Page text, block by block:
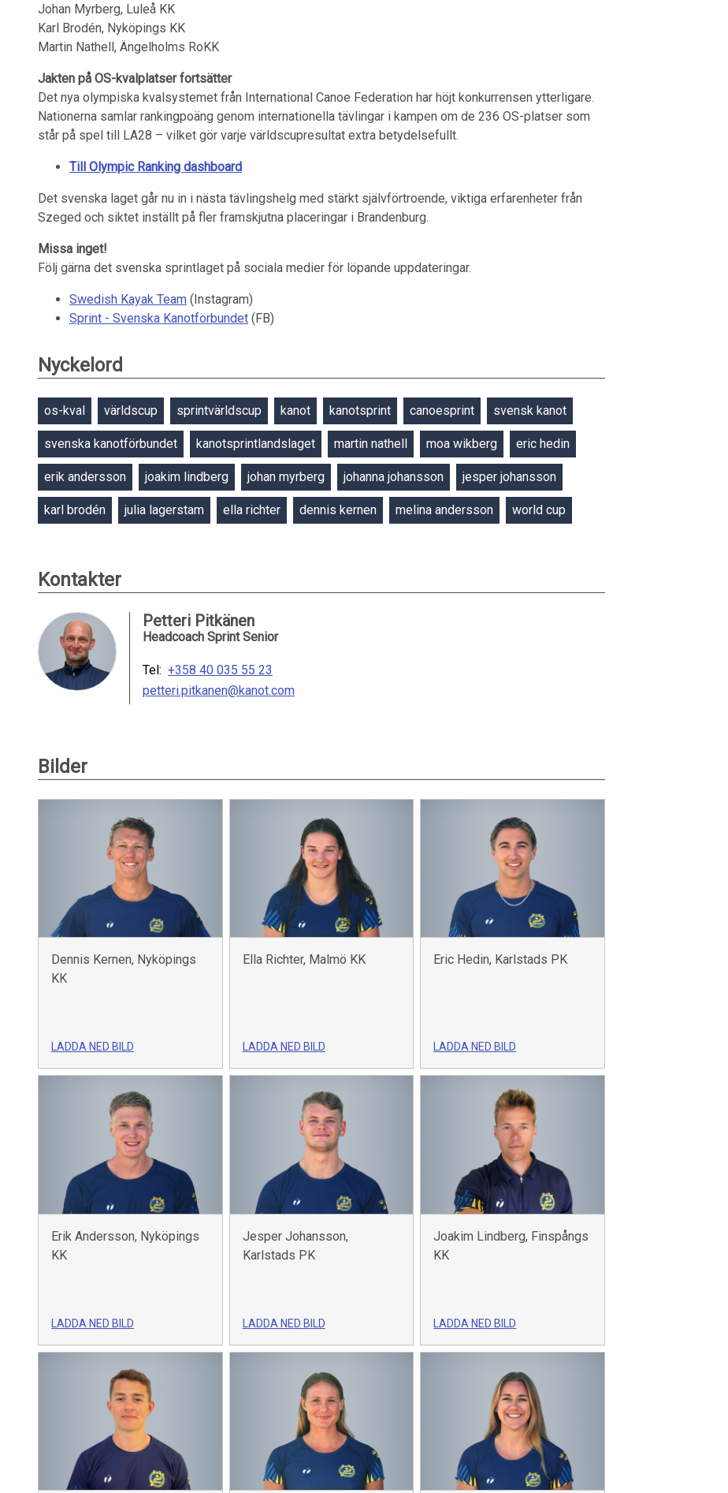
Johan Myrberg, Luleå KK
Karl Brodén, Nyköpings KK
Martin Nathell, Ängelholms RoKK
Jakten på OS-kvalplatser fortsätter
Det nya olympiska kvalsystemet från International Canoe Federation har höjt konkurrensen ytterligare.
Nationerna samlar rankingpoäng genom internationella tävlingar i kampen om de 236 OS-platser som
står på spel till LA28 – vilket gör varje världscupresultat extra betydelsefullt.
Till Olympic Ranking dashboard
Det svenska laget går nu in i nästa tävlingshelg med stärkt självförtroende, viktiga erfarenheter från
Szeged och siktet inställt på fler framskjutna placeringar i Brandenburg.
Missa inget!
Följ gärna det svenska sprintlaget på sociala medier för löpande uppdateringar.
Swedish Kayak Team (Instagram)
Sprint - Svenska Kanotförbundet (FB)
Nyckelord
os-kval världscup sprintvärldscup kanot kanotsprint canoesprint svensk kanot
svenska kanotförbundet kanotsprintlandslaget martin nathell moa wikberg eric hedin
erik andersson joakim lindberg johan myrberg johanna johansson jesper johansson
karl brodén julia lagerstam ella richter dennis kernen melina andersson world cup
Kontakter
Petteri Pitkänen
Headcoach Sprint Senior
Tel: +358 40 035 55 23
petteri.pitkanen@kanot.com
Bilder
Dennis Kernen, Nyköpings
KK
LADDA NED BILD
Ella Richter, Malmö KK
LADDA NED BILD
Eric Hedin, Karlstads PK
LADDA NED BILD
Erik Andersson, Nyköpings
KK
LADDA NED BILD
Jesper Johansson,
Karlstads PK
LADDA NED BILD
Joakim Lindberg, Finspångs
KK
LADDA NED BILD